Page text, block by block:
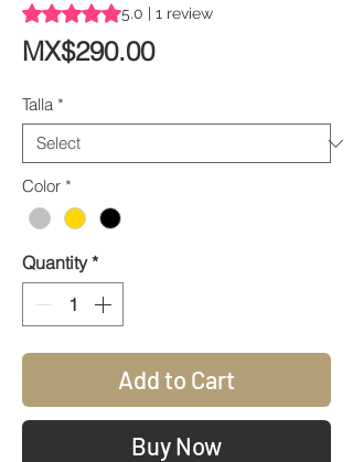
Rating is 5.0 out of five stars based on 1
5.0 | 1 review
MX$290.00Price
Talla *
Color *
Quantity *
Add to Cart
Buy Now